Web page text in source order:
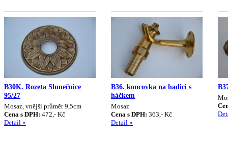
B30K. Rozeta Slunečnice
95/27
Mosaz, vnější průměr 9,5cm
Cena s DPH: 472,- Kč
Detail »
B36. koncovka na hadici s
háčkem
Mosaz
Cena s DPH: 363,- Kč
Detail »